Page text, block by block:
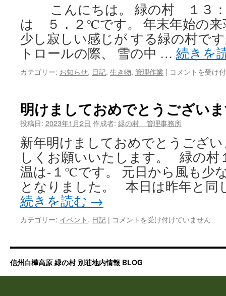
を
行
い
ま
た
は
こんにちは。 緑の村 １３
は ５．２℃です。 年末年始の来
少し寂しい感じが する緑の村で
トロールの際、 雪の中 … 続きを
カテゴリー: お知らせ, 日記, 生き物, 管理作業 | 本
の
村
様
子
コメントを受け
明けましておめでとうござい
投稿日: 2023年1月2日 作成者: 緑の村 管理事務所
新年明けましておめでとうござ
しくお願いいたします。 緑の村
温は-１℃です。 元日から風も少
となりました。 本日は昨年と同
続きを読む →
カテゴリー: イベント, 日記 | 明
し
て
お
コメントを受け付けていません
信州白樺高原 緑の村 別荘地内情報 BLOG